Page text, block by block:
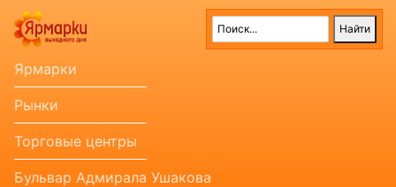
Ярмарки
Рынки
Торговые центры
Бульвар Адмирала Ушакова